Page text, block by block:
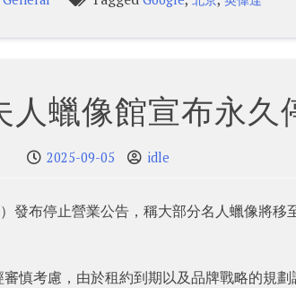
人蠟像館宣布永久
2025-09-05 idle
發布停止營業公告，稱大部分名人蠟像將移
慎考慮，由於租約到期以及品牌戰略的規